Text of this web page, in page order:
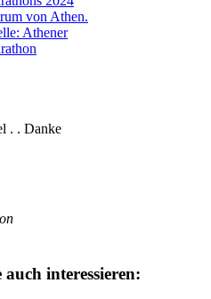
. . Danke
interessieren: